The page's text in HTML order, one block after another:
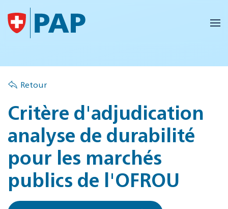
Accéder au contenu principal
Retour
Critère d'adjudication
analyse de durabilité
pour les marchés
publics de l'OFROU